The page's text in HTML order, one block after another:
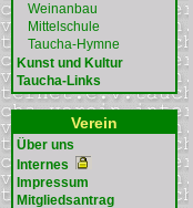
Weinanbau
Mittelschule
Taucha-Hymne
Kunst und Kultur
Taucha-Links
Verein
Über uns
Internes
Impressum
Mitgliedsantrag